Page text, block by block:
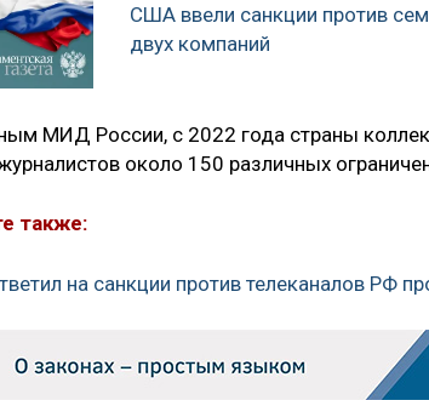
США ввели санкции против
двух компаний
МИД России, с 2022 года страны
около 150 различных
также:
на санкции против телеканалов РФ